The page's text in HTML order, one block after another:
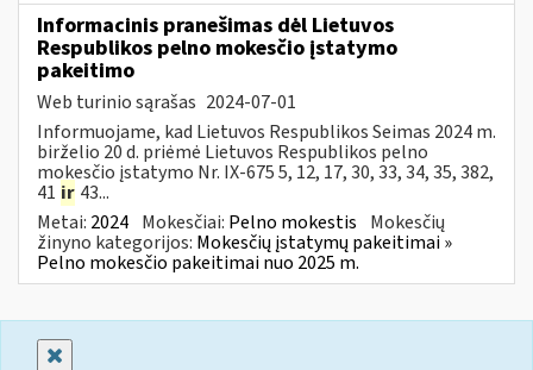
Informacinis pranešimas dėl Lietuvos
Respublikos pelno mokesčio įstatymo
pakeitimo
Web turinio sąrašas 2024-07-01
Informuojame, kad Lietuvos Respublikos Seimas 2024 m.
birželio 20 d. priėmė Lietuvos Respublikos pelno
mokesčio įstatymo Nr. IX-675 5, 12, 17, 30, 33, 34, 35, 382,
41 ir 43...
Metai: 2024 Mokesčiai: Pelno mokestis Mokesčių
žinyno kategorijos: Mokesčių įstatymų pakeitimai »
Pelno mokesčio pakeitimai nuo 2025 m.